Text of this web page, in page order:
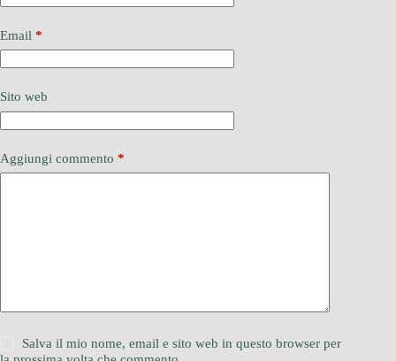
Email *
Sito web
Aggiungi commento *
Salva il mio nome, email e sito web in questo browser per